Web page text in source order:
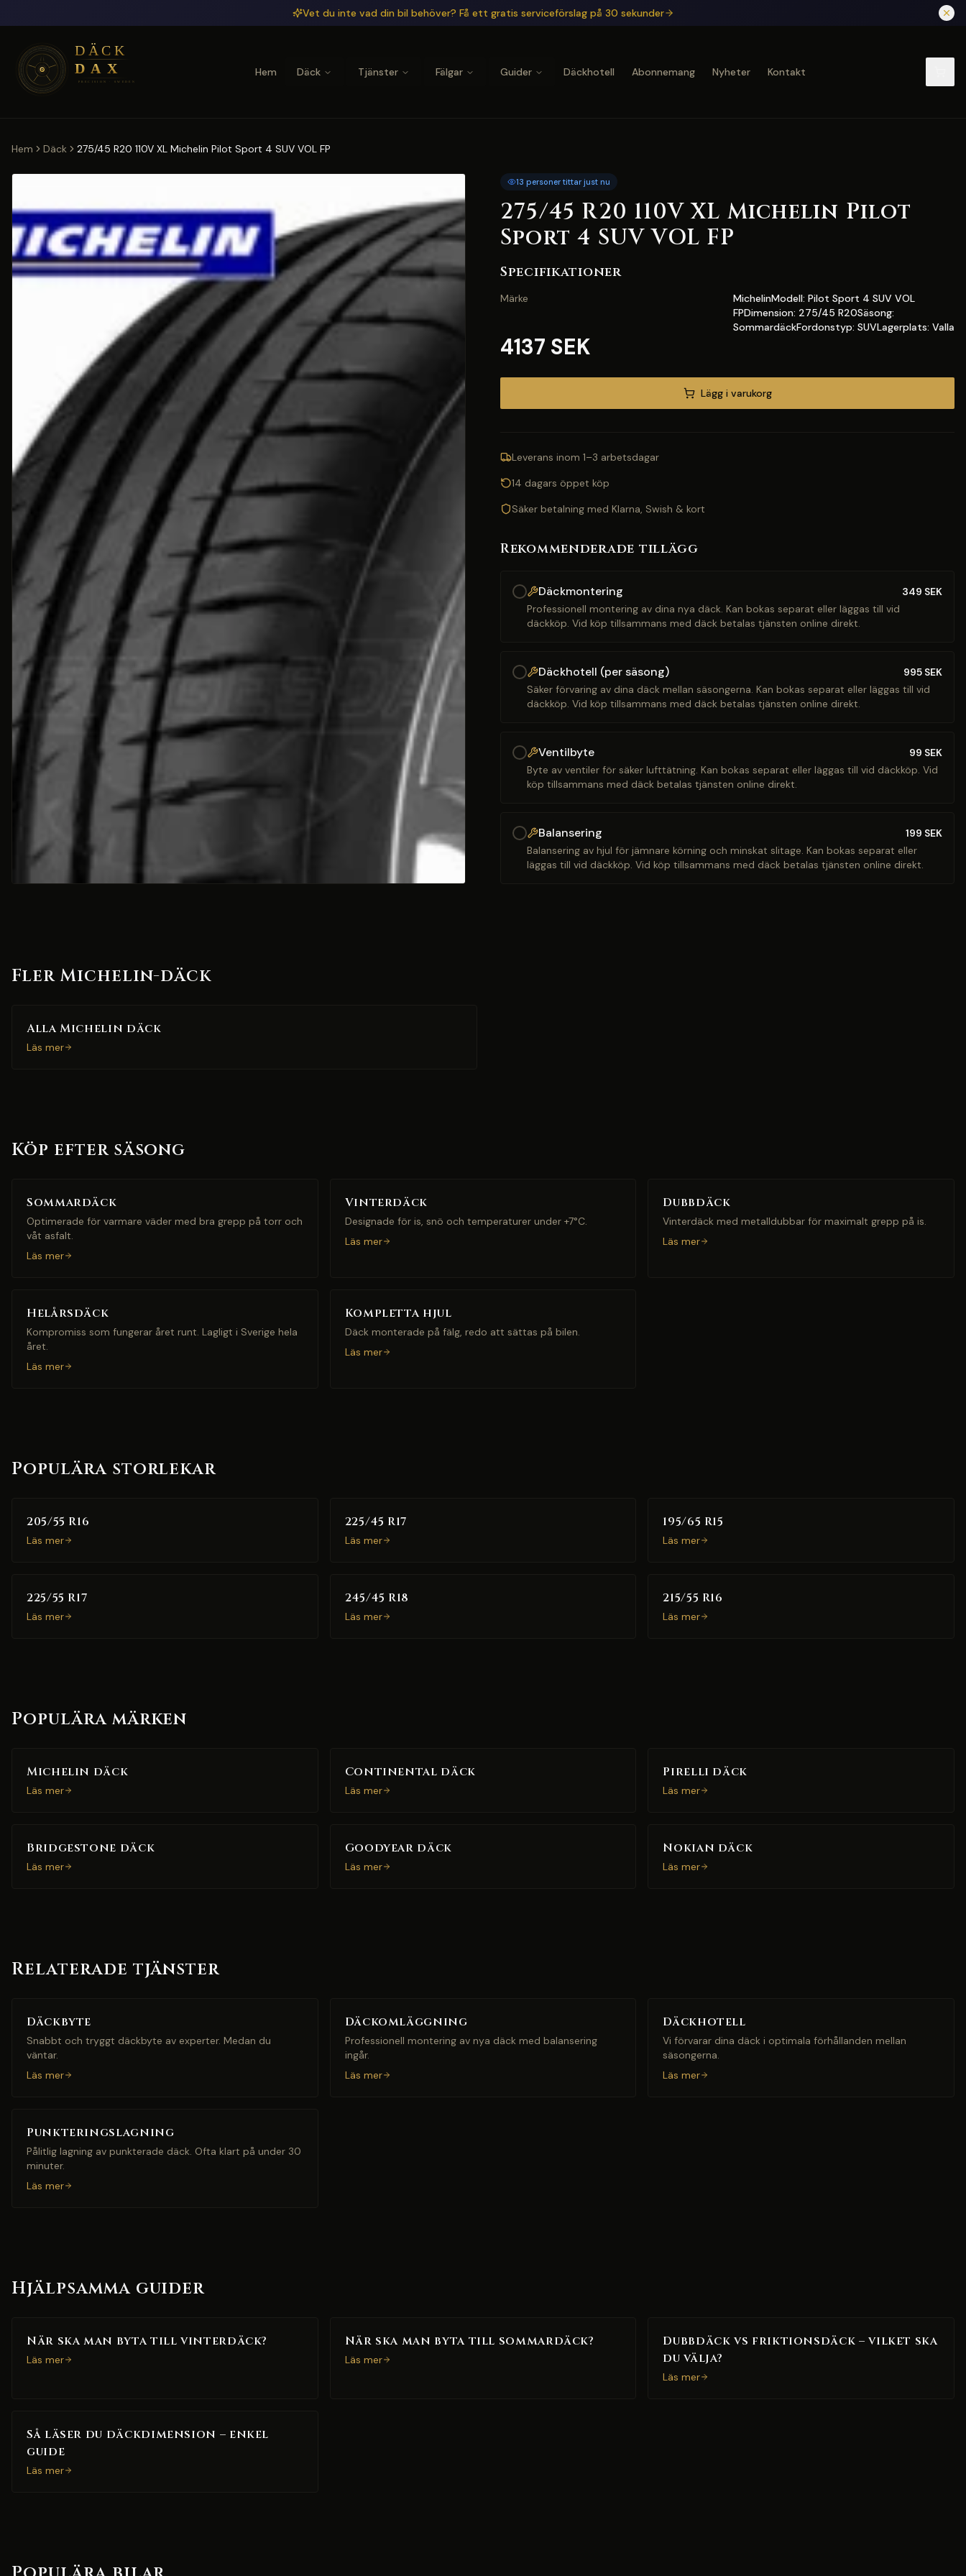
Vet du inte vad din bil behöver? Få ett gratis serviceförslag på 30 sekunder
Hem Däck Tjänster Fälgar Guider Däckhotell Abonnemang Nyheter Kontakt
Hem Däck 275/45 R20 110V XL Michelin Pilot Sport 4 SUV VOL FP
13 personer tittar just nu
275/45 R20 110V XL Michelin Pilot
Sport 4 SUV VOL FP
Specifikationer
Märke
MichelinModell: Pilot Sport 4 SUV VOL
FPDimension: 275/45 R20Säsong:
SommardäckFordonstyp: SUVLagerplats: Valla
4137 SEK
Lägg i varukorg
Leverans inom 1–3 arbetsdagar
14 dagars öppet köp
Säker betalning med Klarna, Swish & kort
Rekommenderade tillägg
Däckmontering 349 SEK
Professionell montering av dina nya däck. Kan bokas separat eller läggas till vid
däckköp. Vid köp tillsammans med däck betalas tjänsten online direkt.
Däckhotell (per säsong) 995 SEK
Säker förvaring av dina däck mellan säsongerna. Kan bokas separat eller läggas till vid
däckköp. Vid köp tillsammans med däck betalas tjänsten online direkt.
Ventilbyte 99 SEK
Byte av ventiler för säker lufttätning. Kan bokas separat eller läggas till vid däckköp. Vid
köp tillsammans med däck betalas tjänsten online direkt.
Balansering 199 SEK
Balansering av hjul för jämnare körning och minskat slitage. Kan bokas separat eller
läggas till vid däckköp. Vid köp tillsammans med däck betalas tjänsten online direkt.
Fler Michelin-däck
Alla Michelin däck
Läs mer
Köp efter säsong
Sommardäck
Optimerade för varmare väder med bra grepp på torr och
våt asfalt.
Läs mer
Vinterdäck
Designade för is, snö och temperaturer under +7°C.
Läs mer
Dubbdäck
Vinterdäck med metalldubbar för maximalt grepp på is.
Läs mer
Helårsdäck
Kompromiss som fungerar året runt. Lagligt i Sverige hela
året.
Läs mer
Kompletta hjul
Däck monterade på fälg, redo att sättas på bilen.
Läs mer
Populära storlekar
205/55 R16
Läs mer
225/45 R17
Läs mer
195/65 R15
Läs mer
225/55 R17
Läs mer
245/45 R18
Läs mer
215/55 R16
Läs mer
Populära märken
Michelin däck
Läs mer
Continental däck
Läs mer
Pirelli däck
Läs mer
Bridgestone däck
Läs mer
Goodyear däck
Läs mer
Nokian däck
Läs mer
Relaterade tjänster
Däckbyte
Snabbt och tryggt däckbyte av experter. Medan du
väntar.
Läs mer
Däckomläggning
Professionell montering av nya däck med balansering
ingår.
Läs mer
Däckhotell
Vi förvarar dina däck i optimala förhållanden mellan
säsongerna.
Läs mer
Punkteringslagning
Pålitlig lagning av punkterade däck. Ofta klart på under 30
minuter.
Läs mer
Hjälpsamma guider
När ska man byta till vinterdäck?
Läs mer
När ska man byta till sommardäck?
Läs mer
Dubbdäck vs friktionsdäck – vilket ska
du välja?
Läs mer
Så läser du däckdimension – enkel
guide
Läs mer